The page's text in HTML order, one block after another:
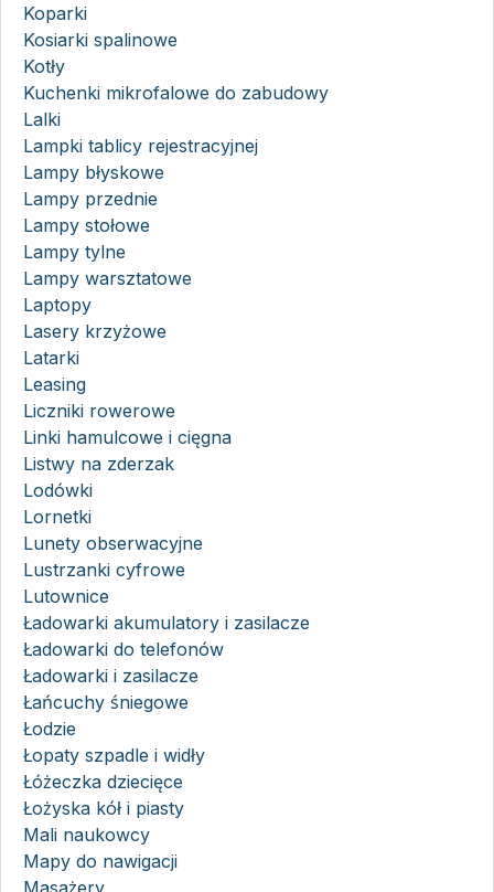
Koparki
Kosiarki spalinowe
Kotły
Kuchenki mikrofalowe do zabudowy
Lalki
Lampki tablicy rejestracyjnej
Lampy błyskowe
Lampy przednie
Lampy stołowe
Lampy tylne
Lampy warsztatowe
Laptopy
Lasery krzyżowe
Latarki
Leasing
Liczniki rowerowe
Linki hamulcowe i cięgna
Listwy na zderzak
Lodówki
Lornetki
Lunety obserwacyjne
Lustrzanki cyfrowe
Lutownice
Ładowarki akumulatory i zasilacze
Ładowarki do telefonów
Ładowarki i zasilacze
Łańcuchy śniegowe
Łodzie
Łopaty szpadle i widły
Łóżeczka dziecięce
Łożyska kół i piasty
Mali naukowcy
Mapy do nawigacji